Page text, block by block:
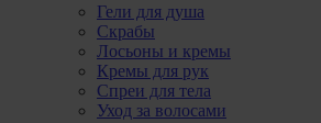
Гели для душа
Скрабы
Лосьоны и кремы
Кремы для рук
Спреи для тела
Уход за волосами